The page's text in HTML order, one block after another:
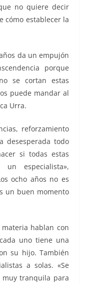
no quiere decir
cómo establecer la
da un empujón
porque
se cortan estas
puede mandar al
Urra.
reforzamiento
desesperada todo
si todas estas
un especialista»,
ocho años no es
un buen momento
hablan con
uno tiene una
su hijo. También
a solas. «Se
muy tranquila para